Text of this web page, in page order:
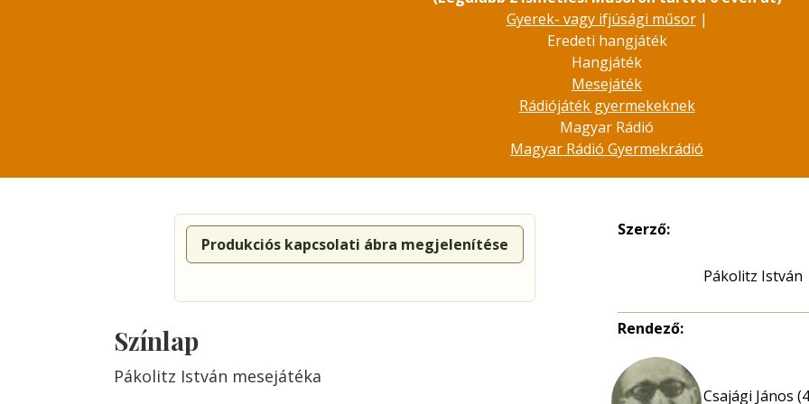
Gyerek- vagy ifjúsági műsor|
Eredeti hangjáték
Hangjáték
Mesejáték
Rádiójáték gyermekeknek
Magyar Rádió
Magyar Rádió Gyermekrádió
Produkciós kapcsolati ábra megjelenítése
Színlap
Pákolitz István mesejátéka
Szerző:
Pákolitz István
Rendező:
Csajági János